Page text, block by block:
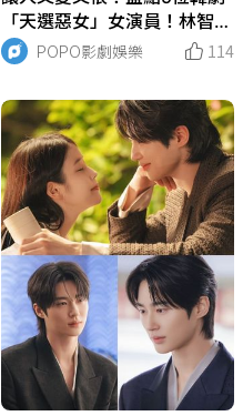
「天選惡女」女演員！林智妍
《我的王室死對頭》狠勁爆
表、孔升妍「大妃娘娘」美到
無法討厭！
POPO影劇娛樂 114